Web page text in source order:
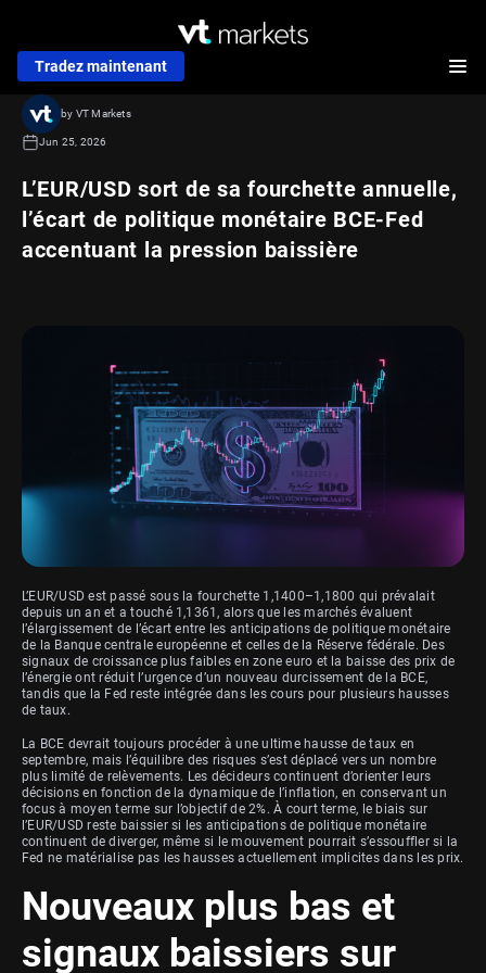
Tradez maintenant
L’EUR/USD sort de sa fourchette annuelle,
l’écart de politique monétaire BCE-Fed
accentuant la pression baissière
by VT Markets
Jun 25, 2026
L’EUR/USD est passé sous la fourchette 1,1400–1,1800 qui prévalait
depuis un an et a touché 1,1361, alors que les marchés évaluent
l’élargissement de l’écart entre les anticipations de politique monétaire
de la Banque centrale européenne et celles de la Réserve fédérale. Des
signaux de croissance plus faibles en zone euro et la baisse des prix de
l’énergie ont réduit l’urgence d’un nouveau durcissement de la BCE,
tandis que la Fed reste intégrée dans les cours pour plusieurs hausses
de taux.
La BCE devrait toujours procéder à une ultime hausse de taux en
septembre, mais l’équilibre des risques s’est déplacé vers un nombre
plus limité de relèvements. Les décideurs continuent d’orienter leurs
décisions en fonction de la dynamique de l’inflation, en conservant un
focus à moyen terme sur l’objectif de 2%. À court terme, le biais sur
l’EUR/USD reste baissier si les anticipations de politique monétaire
continuent de diverger, même si le mouvement pourrait s’essouffler si la
Fed ne matérialise pas les hausses actuellement implicites dans les prix.
Nouveaux plus bas et
signaux baissiers sur